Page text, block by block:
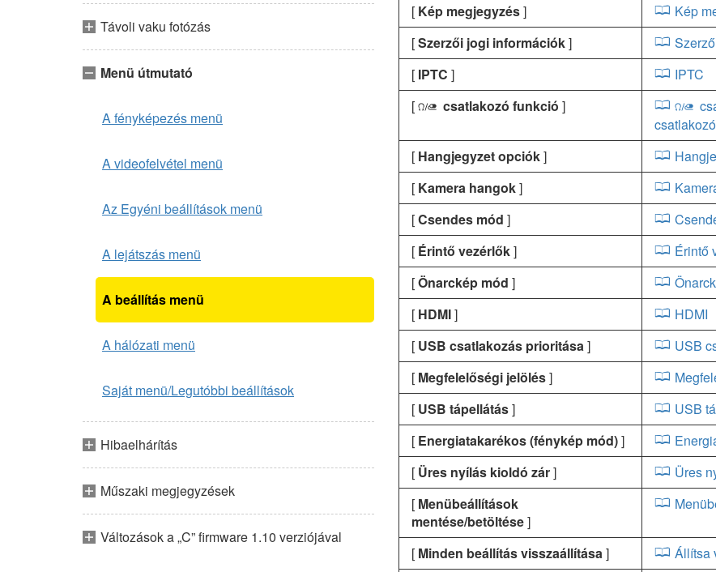
Távoli vaku fotózás
Menü útmutató
A fényképezés menü
A videofelvétel menü
Az Egyéni beállítások menü
A lejátszás menü
A beállítás menü
A hálózati menü
Saját menü/Legutóbbi beállítások
Hibaelhárítás
Műszaki megjegyzések
Változások a „C” firmware 1.10 verziójával
[ Kép megjegyzés]
Kép
[Szerzői jogi információk]
[ IPTC ]
IPTC
[ I csatlakozó funkció ] I
[ Hangjegyzet opciók]
[ Kamera hangok]
[Csendes mód ]
[ Érintő vezérlők]
Érintő
[Önarckép mód ]
[ HDMI]
HDMI
[ USB csatlakozás prioritása]
USB
[ Megfelelőségi jelölés]
[ USB tápellátás]
USB
[ Energiatakarékos (fénykép mód)]
[ Üres nyílás kioldó zár]
Üres
[ Menübeállítások
mentése/betöltése]
[ Minden beállítás visszaállítása] Állítsa